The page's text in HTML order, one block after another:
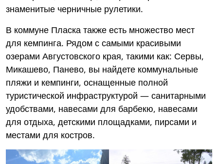
знаменитые черничные рулетики.
В коммуне Пласка также есть множество мест
для кемпинга. Рядом с самыми красивыми
озерами Августовского края, такими как: Сервы,
Микашево, Панево, вы найдете коммунальные
пляжи и кемпинги, оснащенные полной
туристической инфраструктурой — санитарными
удобствами, навесами для барбекю, навесами
для отдыха, детскими площадками, пирсами и
местами для костров.